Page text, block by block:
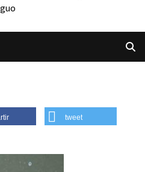
tweet